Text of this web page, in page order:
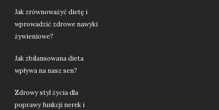
Jak zrównoważyć dietę i
wprowadzić zdrowe nawyki
żywieniowe?
Jak zbilansowana dieta
wpływa na nasz sen?
Zdrowy styl życia dla
poprawy funkcji nerek i